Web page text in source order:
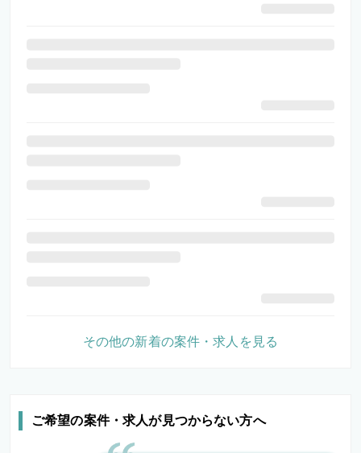
ご希望の案件・求人が見つからない方へ
その他の新着の案件・求人を見る